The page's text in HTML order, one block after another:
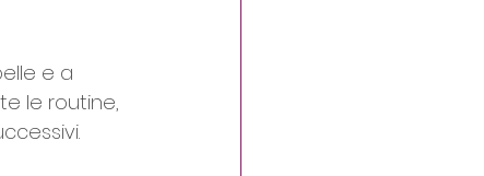
e a
le routine,